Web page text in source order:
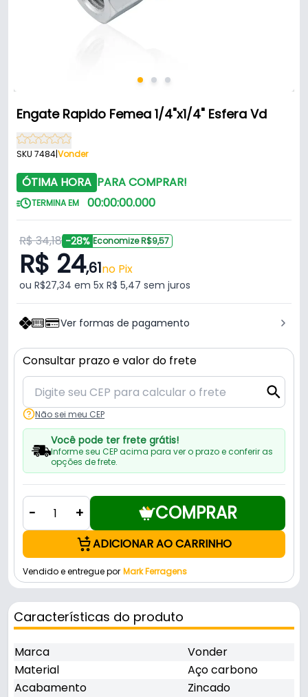
Engate Rapido Femea 1/4"x1/4" Esfera Vd
SKU 7484|Vonder
ÓTIMA HORA PARA COMPRAR!
TERMINA EM 00:00:00.000
R$ 34,18 -28% Economize R$9,57
R$ 24,61no Pix
ou R$27,34 em 5x R$ 5,47 sem juros
Ver formas de pagamento
Consultar prazo e valor do frete
Não sei meu CEP
Você pode ter frete grátis!
Informe seu CEP acima para ver o prazo e conferir as
opções de frete.
- + COMPRAR
ADICIONAR AO CARRINHO
Vendido e entregue por Mark Ferragens
Características do produto
Marca
Vonder
Material
Aço carbono
Acabamento
Zincado